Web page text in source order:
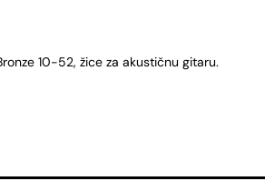
10-52, žice za akustičnu gitaru.